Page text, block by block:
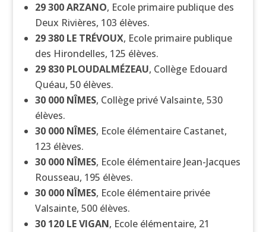
29 300ARZANO, Ecole primaire publique des
Deux Rivières, 103 élèves.
29 380 LE TRÉVOUX, Ecole primaire publique
des Hirondelles, 125 élèves.
29 830 PLOUDALMÉZEAU, Collège Edouard
Quéau, 50 élèves.
30 000 NÎMES, Collège privé Valsainte, 530
élèves.
30 000 NÎMES, Ecole élémentaire Castanet,
123 élèves.
30 000 NÎMES, Ecole élémentaire Jean-Jacques
Rousseau, 195 élèves.
30 000 NÎMES, Ecole élémentaire privée
Valsainte, 500 élèves.
30 120 LE VIGAN, Ecole élémentaire, 21